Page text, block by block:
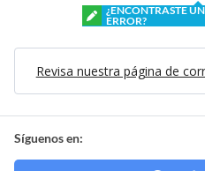
¿ENCONTRASTE UN
ERROR?
Revisa nuestra página de
Síguenos en: